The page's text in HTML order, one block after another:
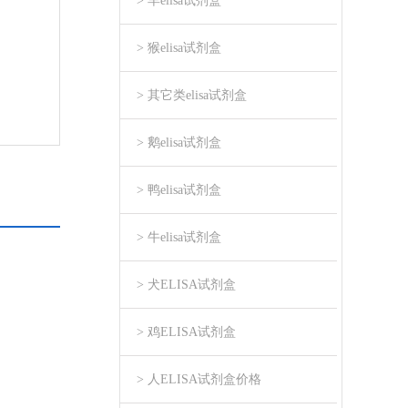
> 猴elisa试剂盒
> 其它类elisa试剂盒
> 鹅elisa试剂盒
> 鸭elisa试剂盒
> 牛elisa试剂盒
> 犬ELISA试剂盒
> 鸡ELISA试剂盒
> 人ELISA试剂盒价格